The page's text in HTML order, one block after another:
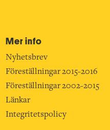
Mer info
Nyhetsbrev
Föreställningar 2015-2016
Föreställningar 2002-2015
Länkar
Integritetspolicy